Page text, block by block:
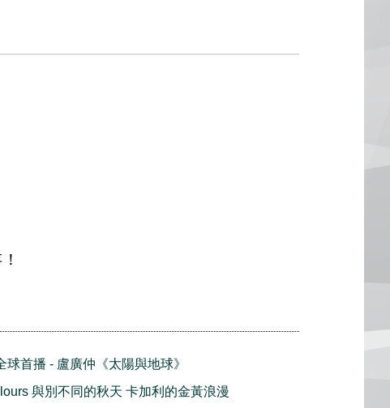
球首播 - 盧廣仲《太陽與地球》
與別不同的秋天 卡加利的金黃浪漫